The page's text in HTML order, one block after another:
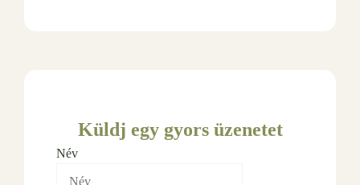
Küldj egy gyors üzenetet
Név